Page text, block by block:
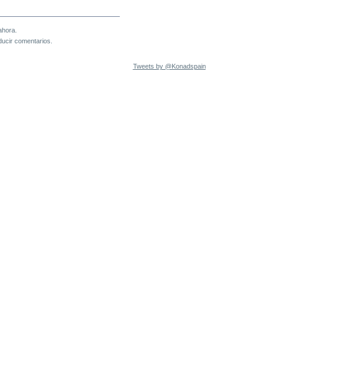
comentarios.
Tweets by @Konadspain